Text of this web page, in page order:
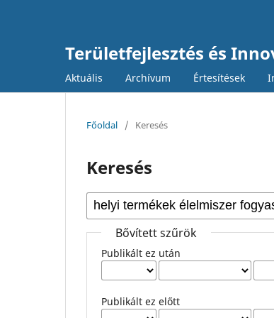
Területfejlesztés és
Aktuális Archívum Értesítések
Főoldal / Keresés
Keresés
Bővített szűrök
Publikált ez után
Publikált ez előtt